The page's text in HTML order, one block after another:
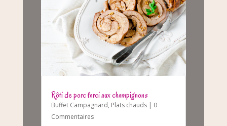
Rôti de porc farci aux champignons
Buffet Campagnard, Plats chauds| 0
Commentaires